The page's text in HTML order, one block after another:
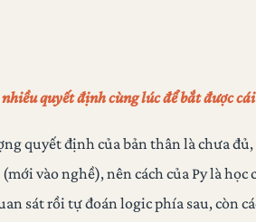
quyết định cùng lúc để bắt được
quyết định của bản thân là chưa
vào nghề), nên cách của Py là học
sát rồi tự đoán logic phía sau, còn